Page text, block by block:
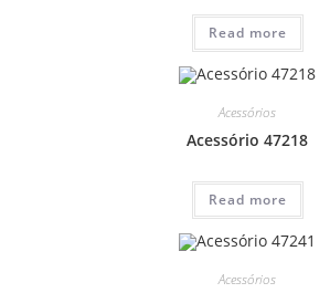
Read more
Acessórios
Acessório 47218
Read more
Acessórios